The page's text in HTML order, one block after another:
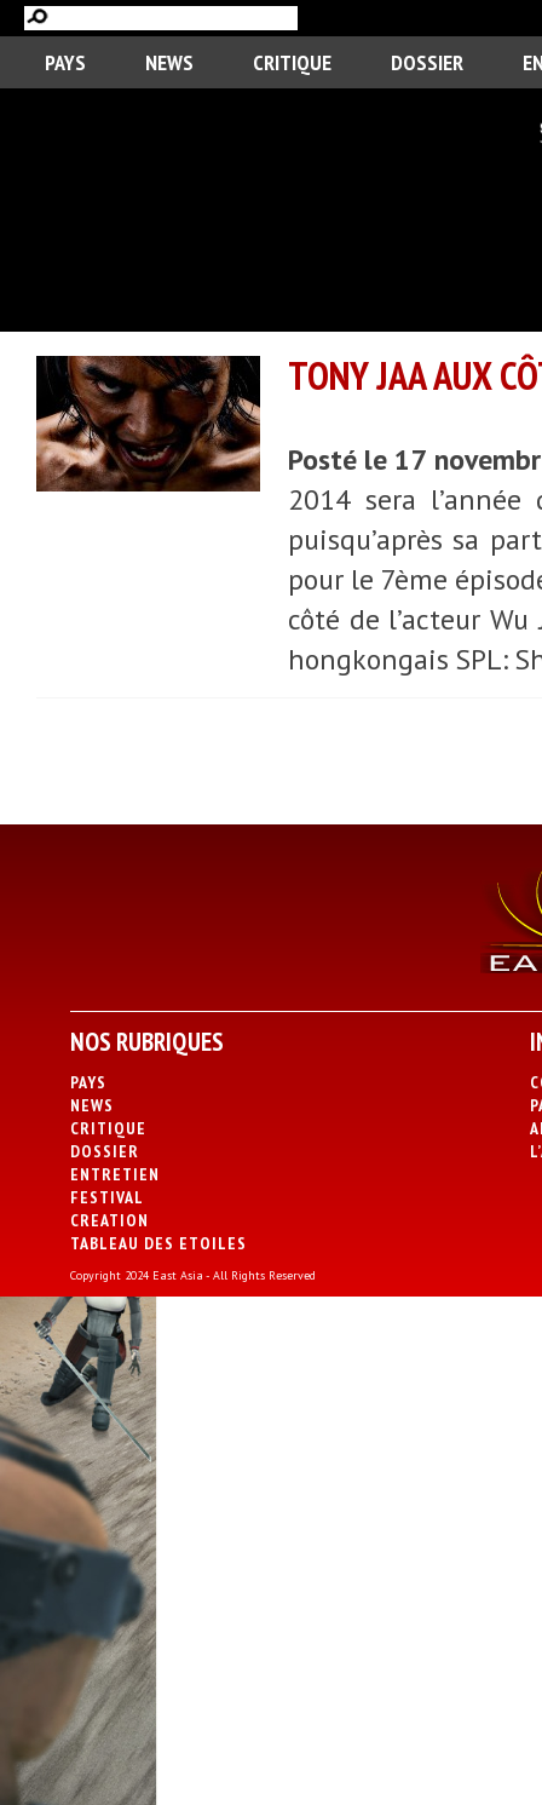
PAYS NEWS CRITIQUE DOSSIER
TONY JAA AUX
Posté le 17
2014 sera
puisqu’après sa
pour le 7ème
côté de l’acteur
hongkongais SPL:
NOS RUBRIQUES
PAYS
NEWS
CRITIQUE
DOSSIER
ENTRETIEN
FESTIVAL
CREATION
TABLEAU DES ETOILES
Copyright 2024 East Asia - All Rights Reserved